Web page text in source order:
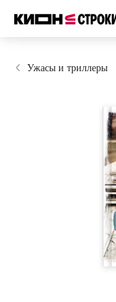
Ужасы и триллеры